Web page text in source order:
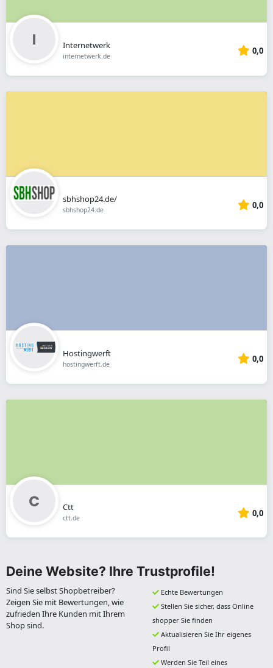
Internetwerk
internetwerk.de 0,0
sbhshop24.de/
sbhshop24.de 0,0
Hostingwerft
hostingwerft.de 0,0
Ctt
ctt.de 0,0
Deine Website? Ihre Trustprofile!
Sind Sie selbst Shopbetreiber?
Zeigen Sie mit Bewertungen, wie
zufrieden Ihre Kunden mit Ihrem
Shop sind.
Echte Bewertungen
Stellen Sie sicher, dass Online
shopper Sie finden
Aktualisieren Sie Ihr eigenes
Profil
Werden Sie Teil eines